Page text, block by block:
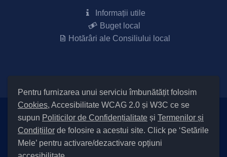
Pentru furnizarea unui serviciu îmbunătățit folosim
Cookies, Accesibilitate WCAG 2.0 și W3C ce se
supun Politicilor de Confidențialitate și Termenilor și
Condițiilor de folosire a acestui site. Click pe ‘Setările
Mele’ pentru activare/dezactivare opțiuni
Informații utile
Buget local
Hotărâri ale Consiliului local
Setări Cookies și Accesibilitate
Informare cu privire la prelucrarea datelor|Politică de utilizare
| Termeni și condiții de utilizare a site-ului